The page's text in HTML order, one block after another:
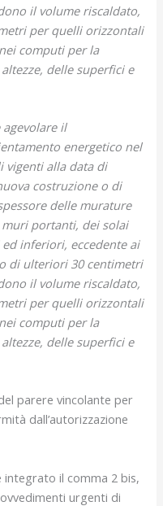
il volume riscaldato,
per quelli orizzontali
computi per la
delle superfici e
agevolare il
energetico nel
vigenti alla data di
costruzione o di
delle murature
portanti, dei solai
inferiori, eccedente ai
di ulteriori 30 centimetri
il volume riscaldato,
per quelli orizzontali
computi per la
delle superfici e
parere vincolante per
dall’autorizzazione
integrato il comma 2 bis,
urgenti di